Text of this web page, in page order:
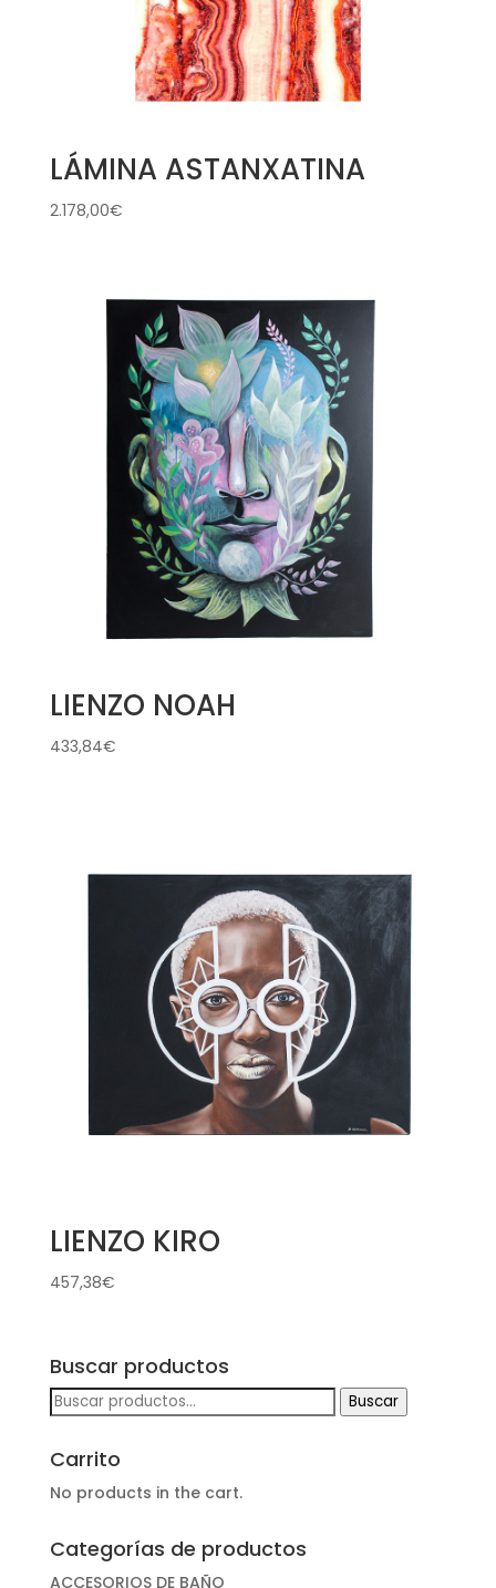
LÁMINA ASTANXATINA
2.178,00€
LIENZO NOAH
433,84€
LIENZO KIRO
457,38€
Buscar productos
Buscar
por:
Buscar
Carrito
No products in the cart.
Categorías de productos
ACCESORIOS DE BAÑO